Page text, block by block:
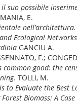
il suo possibile
E.
nell’architettura.
Ecological
GANCIU A.
F.;
good: the
. TOLLI, M.
to Evaluate the Best
Forest Biomass: A